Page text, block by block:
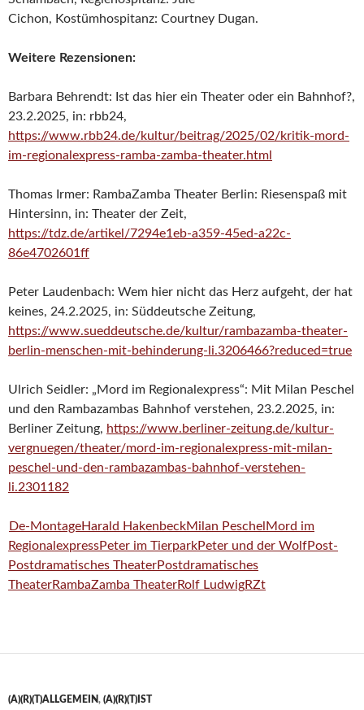
Cichon, Kostümhospitanz: Courtney Dugan.
Weitere Rezensionen:
Barbara Behrendt: Ist das hier ein Theater oder ein Bahnhof?,
23.2.2025, in: rbb24,
https://www.rbb24.de/kultur/beitrag/2025/02/kritik-mord-
im-regionalexpress-ramba-zamba-theater.html
Thomas Irmer: RambaZamba Theater Berlin: Riesenspaß mit
Hintersinn, in: Theater der Zeit,
https://tdz.de/artikel/7294e1eb-a359-45ed-a22c-
86e4702601ff
Peter Laudenbach: Wem hier nicht das Herz aufgeht, der hat
keines, 24.2.2025, in: Süddeutsche Zeitung,
https://www.sueddeutsche.de/kultur/rambazamba-theater-
berlin-menschen-mit-behinderung-li.3206466?reduced=true
Ulrich Seidler: „Mord im Regionalexpress“: Mit Milan Peschel
und den Rambazambas Bahnhof verstehen, 23.2.2025, in:
Berliner Zeitung, https://www.berliner-zeitung.de/kultur-
vergnuegen/theater/mord-im-regionalexpress-mit-milan-
peschel-und-den-rambazambas-bahnhof-verstehen-
li.2301182
De-MontageHarald HakenbeckMilan Peschel Mord im
RegionalexpressPeter im TierparkPeter und der WolfPost-
Postdramatisches TheaterPostdramatisches
TheaterRambaZamba TheaterRolf LudwigRZt
(A)(R)(T)ALLGEMEIN, (A)(R)(T)IST